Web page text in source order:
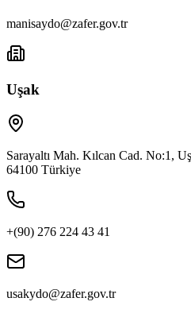
manisaydo@zafer.gov.tr
Uşak
Sarayaltı Mah. Kılcan Cad. No:1,
64100 Türkiye
+(90) 276 224 43 41
usakydo@zafer.gov.tr